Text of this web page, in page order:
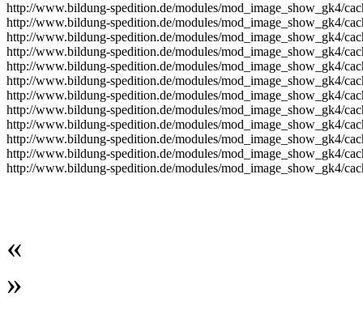
http://www.bildung-spedition.de/modules/mod_image_show_gk4/
http://www.bildung-spedition.de/modules/mod_image_show_gk4/
http://www.bildung-spedition.de/modules/mod_image_show_gk4/
http://www.bildung-spedition.de/modules/mod_image_show_gk4/
http://www.bildung-spedition.de/modules/mod_image_show_gk4/
http://www.bildung-spedition.de/modules/mod_image_show_gk4/
http://www.bildung-spedition.de/modules/mod_image_show_gk4/
http://www.bildung-spedition.de/modules/mod_image_show_gk4/
http://www.bildung-spedition.de/modules/mod_image_show_gk4/
http://www.bildung-spedition.de/modules/mod_image_show_gk4/
http://www.bildung-spedition.de/modules/mod_image_show_gk4/
http://www.bildung-spedition.de/modules/mod_image_show_gk4/
«
»